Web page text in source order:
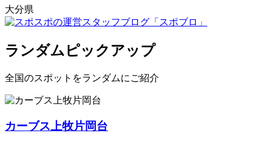
大分県
ランダムピックアップ
全国のスポットをランダムにご紹介
カーブス上牧片岡台